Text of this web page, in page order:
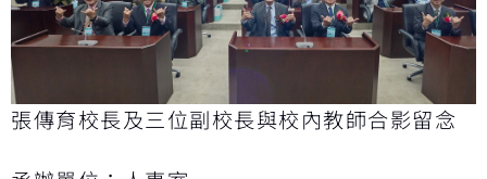
張傳育校長及三位副校長與校內教師合影留念